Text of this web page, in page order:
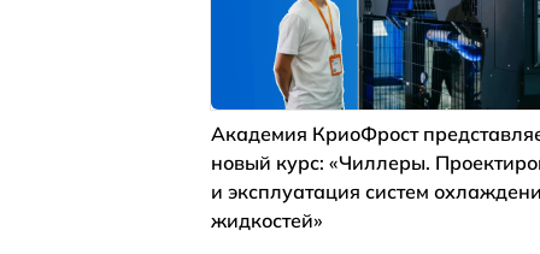
Академия КриоФрост
новый курс: «Чиллеры.
и эксплуатация систем
жидкостей»